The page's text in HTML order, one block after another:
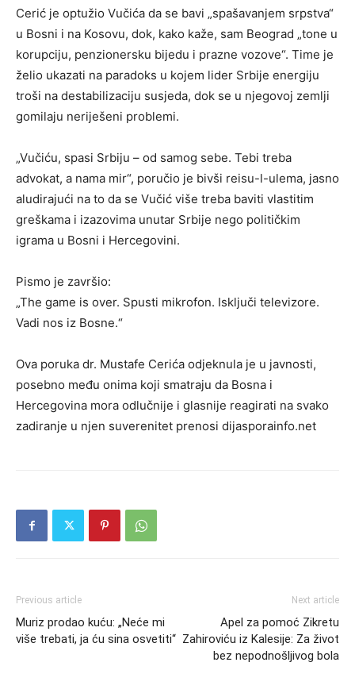
Cerić je optužio Vučića da se bavi „spašavanjem srpstva“
u Bosni i na Kosovu, dok, kako kaže, sam Beograd „tone u
korupciju, penzionersku bijedu i prazne vozove“. Time je
želio ukazati na paradoks u kojem lider Srbije energiju
troši na destabilizaciju susjeda, dok se u njegovoj zemlji
gomilaju neriješeni problemi.
„Vučiću, spasi Srbiju – od samog sebe. Tebi treba
advokat, a nama mir“, poručio je bivši reisu-l-ulema, jasno
aludirajući na to da se Vučić više treba baviti vlastitim
greškama i izazovima unutar Srbije nego političkim
igrama u Bosni i Hercegovini.
Pismo je završio:
„The game is over. Spusti mikrofon. Isključi televizore.
Vadi nos iz Bosne.“
Ova poruka dr. Mustafe Cerića odjeknula je u javnosti,
posebno među onima koji smatraju da Bosna i
Hercegovina mora odlučnije i glasnije reagirati na svako
zadiranje u njen suverenitet prenosi dijasporainfo.net
Previous article
Muriz prodao kuću: „Neće mi
više trebati, ja ću sina osvetiti“
Next article
Apel za pomoć Zikretu
Zahiroviću iz Kalesije: Za život
bez nepodnošljivog bola